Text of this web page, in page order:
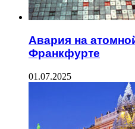
Авария на
Франкфурте
01.07.2025